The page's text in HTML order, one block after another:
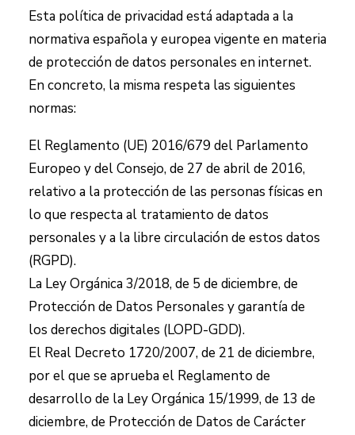
Esta política de privacidad está adaptada a la
normativa española y europea vigente en materia
de protección de datos personales en internet.
En concreto, la misma respeta las siguientes
normas:
El Reglamento (UE) 2016/679 del Parlamento
Europeo y del Consejo, de 27 de abril de 2016,
relativo a la protección de las personas físicas en
lo que respecta al tratamiento de datos
personales y a la libre circulación de estos datos
(RGPD).
La Ley Orgánica 3/2018, de 5 de diciembre, de
Protección de Datos Personales y garantía de
los derechos digitales (LOPD-GDD).
El Real Decreto 1720/2007, de 21 de diciembre,
por el que se aprueba el Reglamento de
desarrollo de la Ley Orgánica 15/1999, de 13 de
diciembre, de Protección de Datos de Carácter